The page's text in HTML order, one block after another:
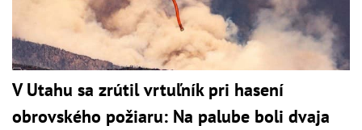
V Utahu sa zrútil vrtuľník pri hasení
obrovského požiaru: Na palube boli dvaja